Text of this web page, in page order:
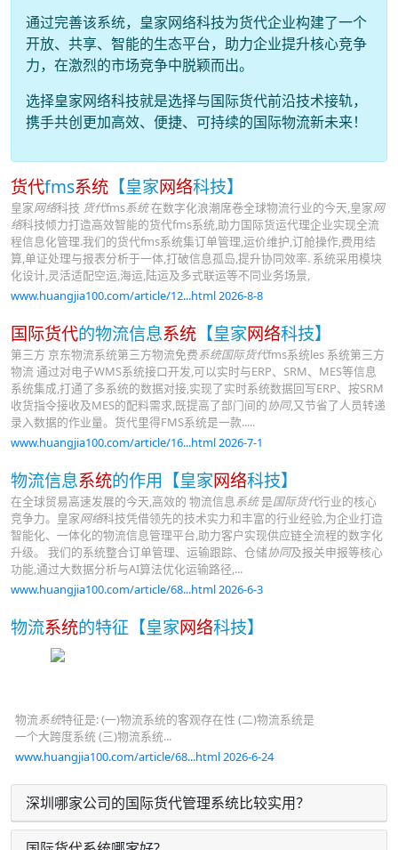
通过完善该系统，皇家网络科技为货代企业构建了一个
开放、共享、智能的生态平台，助力企业提升核心竞争
力，在激烈的市场竞争中脱颖而出。
选择皇家网络科技就是选择与国际货代前沿技术接轨，
携手共创更加高效、便捷、可持续的国际物流新未来！
货代fms系统 【皇家网络科技】
皇家网络科技 货代fms系统在数字化浪潮席卷全球物流行业的今天,皇家网
络科技倾力打造高效智能的货代fms系统,助力国际货运代理企业实现全流
程信息化管理.我们的货代fms系统集订单管理,运价维护,订舱操作,费用结
算,单证处理与报表分析于一体,打破信息孤岛,提升协同效率. 系统采用模块
化设计,灵活适配空运,海运,陆运及多式联运等不同业务场景,
www.huangjia100.com/article/12...html 2026-8-8
国际货代的物流信息系统 【皇家网络科技】
第三方 京东物流系统第三方物流免费系统国际货代fms系统les 系统第三方
物流 通过对电子WMS系统接口开发,可以实时与ERP、SRM、MES等信息
系统集成,打通了多系统的数据对接,实现了实时系统数据回写ERP、按SRM
收货指令接收及MES的配料需求,既提高了部门间的协同,又节省了人员转递
录入数据的作业量。货代里得FMS系统是一款.....
www.huangjia100.com/article/16...html 2026-7-1
物流信息系统的作用【皇家网络科技】
在全球贸易高速发展的今天,高效的 物流信息系统是国际货代行业的核心
竞争力。皇家网络科技凭借领先的技术实力和丰富的行业经验,为企业打造
智能化、一体化的物流信息管理平台,助力客户实现供应链全流程的数字化
升级。 我们的系统整合订单管理、运输跟踪、仓储协同及报关申报等核心
功能,通过大数据分析与AI算法优化运输路径,...
www.huangjia100.com/article/68...html 2026-6-3
物流系统的特征【皇家网络科技】
物流系统特征是: (一)物流系统的客观存在性 (二)物流系统是
一个大跨度系统 (三)物流系统...
www.huangjia100.com/article/68...html 2026-6-24
深圳哪家公司的国际货代管理系统比较实用？